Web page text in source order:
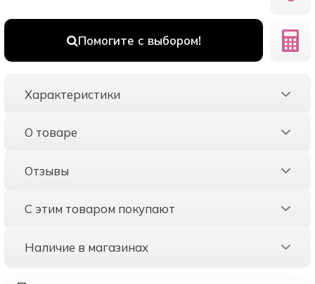
Помогите с выбором!
Характеристики
О товаре
Отзывы
С этим товаром покупают
Наличие в магазинах